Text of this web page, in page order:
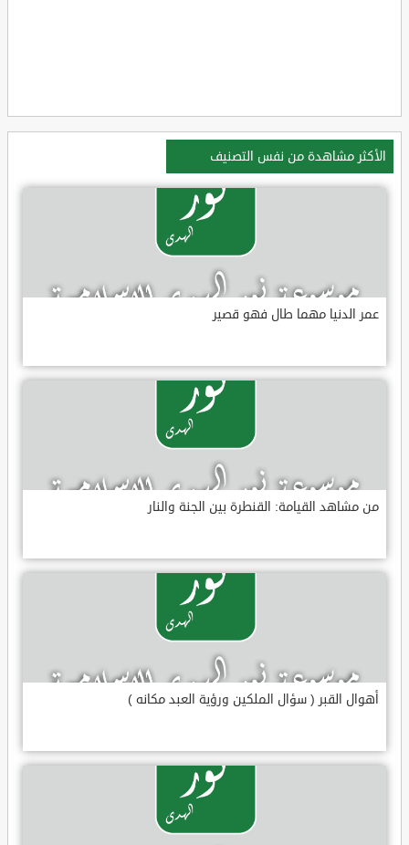
الأكثر مشاهدة من نفس التصنيف
عمر الدنيا مهما طال فهو قصير
من مشاهد القيامة: القنطرة بين الجنة والنار
أهوال القبر ( سؤال الملكين ورؤية العبد مكانه )